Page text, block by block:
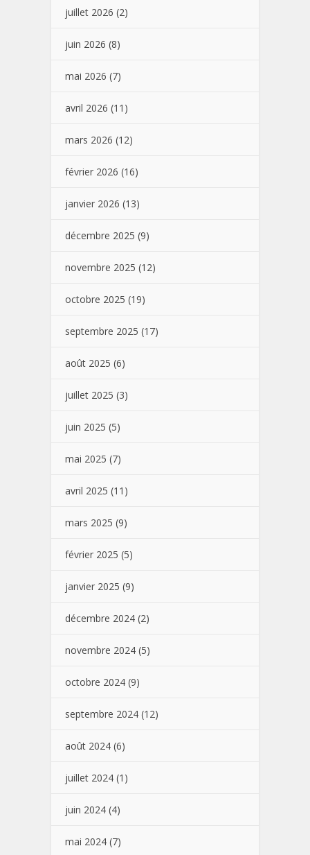
juillet 2026 (2)
juin 2026 (8)
mai 2026 (7)
avril 2026 (11)
mars 2026 (12)
février 2026 (16)
janvier 2026 (13)
décembre 2025 (9)
novembre 2025 (12)
octobre 2025 (19)
septembre 2025 (17)
août 2025 (6)
juillet 2025 (3)
juin 2025 (5)
mai 2025 (7)
avril 2025 (11)
mars 2025 (9)
février 2025 (5)
janvier 2025 (9)
décembre 2024 (2)
novembre 2024 (5)
octobre 2024 (9)
septembre 2024 (12)
août 2024 (6)
juillet 2024 (1)
juin 2024 (4)
mai 2024 (7)